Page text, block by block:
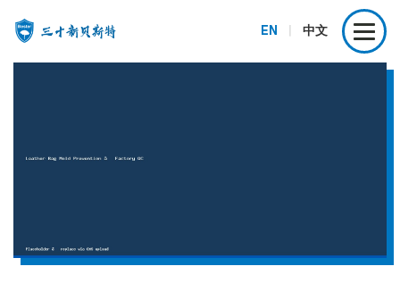
EN 中文